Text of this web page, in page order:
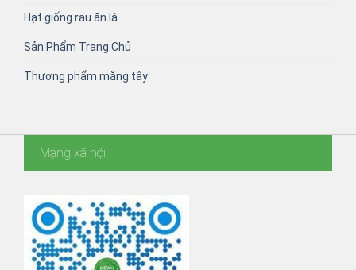
Hạt giống rau ăn lá
Sản Phẩm Trang Chủ
Thương phẩm măng tây
Mạng xã hội